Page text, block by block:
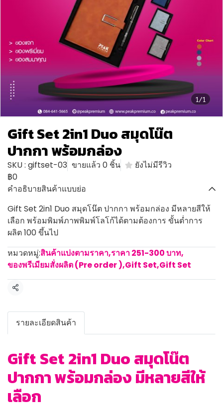
1/1
Gift Set 2in1 Duo สมุดโน๊ต
ปากกา พร้อมกล่อง
SKU : giftset-03 ขายแล้ว 0 ชิ้น
ยังไม่มีรีวิว
฿0
คำอธิบายสินค้าแบบย่อ
Gift Set 2in1 Duo สมุดโน๊ต ปากกา พร้อมกล่อง มีหลายสีให้
เลือก พร้อมพิมพ์ภาพพิมพ์โลโก้ได้ตามต้องการ ขั้นต่ำการ
ผลิต 100 ขึ้นไป
หมวดหมู่:สินค้าแบ่งตามราคา,ราคา 251-300 บาท,
ของพรีเมียมสั่งผลิต (Pre order ),Gift Set,Gift Set
แชร์
รายละเอียดสินค้า
Gift Set 2in1 Duo สมุดโน๊ต
ปากกา พร้อมกล่อง มีหลายสีให้
เลือก